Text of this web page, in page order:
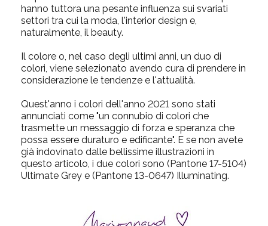
hanno tuttora una pesante influenza sui svariati
settori tra cui la moda, l'interior design e,
naturalmente, il beauty.
Il colore o, nel caso degli ultimi anni, un duo di
colori, viene selezionato avendo cura di prendere in
considerazione le tendenze e l'attualità.
Quest'anno i colori dell'anno 2021 sono stati
annunciati come "un connubio di colori che
trasmette un messaggio di forza e speranza che
possa essere duraturo e edificante". E se non avete
già indovinato dalle bellissime illustrazioni in
questo articolo, i due colori sono (Pantone 17-5104)
Ultimate Grey e (Pantone 13-0647) Illuminating.